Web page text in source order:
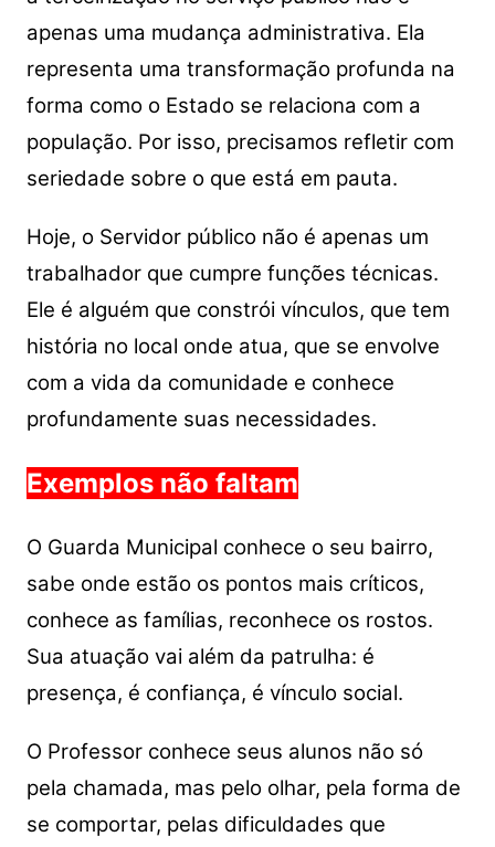
apenas uma mudança administrativa. Ela
representa uma transformação profunda na
forma como o Estado se relaciona com a
população. Por isso, precisamos refletir com
seriedade sobre o que está em pauta.
Hoje, o Servidor público não é apenas um
trabalhador que cumpre funções técnicas.
Ele é alguém que constrói vínculos, que tem
história no local onde atua, que se envolve
com a vida da comunidade e conhece
profundamente suas necessidades.
Exemplos não faltam
O Guarda Municipal conhece o seu bairro,
sabe onde estão os pontos mais críticos,
conhece as famílias, reconhece os rostos.
Sua atuação vai além da patrulha: é
presença, é confiança, é vínculo social.
O Professor conhece seus alunos não só
pela chamada, mas pelo olhar, pela forma de
se comportar, pelas dificuldades que